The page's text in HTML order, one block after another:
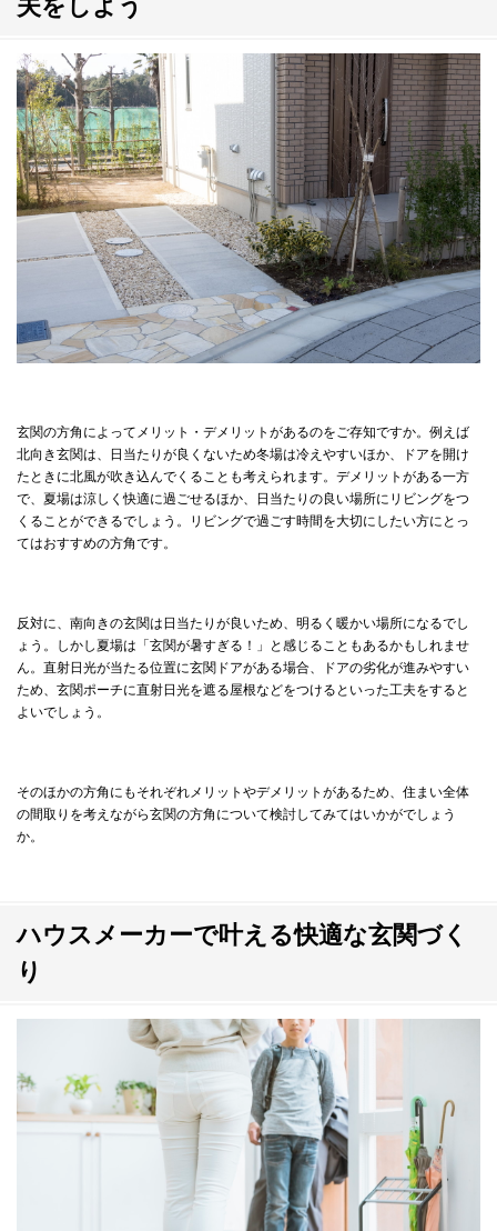
夫をしよう
玄関の方角によってメリット・デメリットがあるのをご存知ですか。例えば
北向き玄関は、日当たりが良くないため冬場は冷えやすいほか、ドアを開け
たときに北風が吹き込んでくることも考えられます。デメリットがある一方
で、夏場は涼しく快適に過ごせるほか、日当たりの良い場所にリビングをつ
くることができるでしょう。リビングで過ごす時間を大切にしたい方にとっ
てはおすすめの方角です。
反対に、南向きの玄関は日当たりが良いため、明るく暖かい場所になるでし
ょう。しかし夏場は「玄関が暑すぎる！」と感じることもあるかもしれませ
ん。直射日光が当たる位置に玄関ドアがある場合、ドアの劣化が進みやすい
ため、玄関ポーチに直射日光を遮る屋根などをつけるといった工夫をすると
よいでしょう。
そのほかの方角にもそれぞれメリットやデメリットがあるため、住まい全体
の間取りを考えながら玄関の方角について検討してみてはいかがでしょう
か。
ハウスメーカーで叶える快適な玄関づく
り